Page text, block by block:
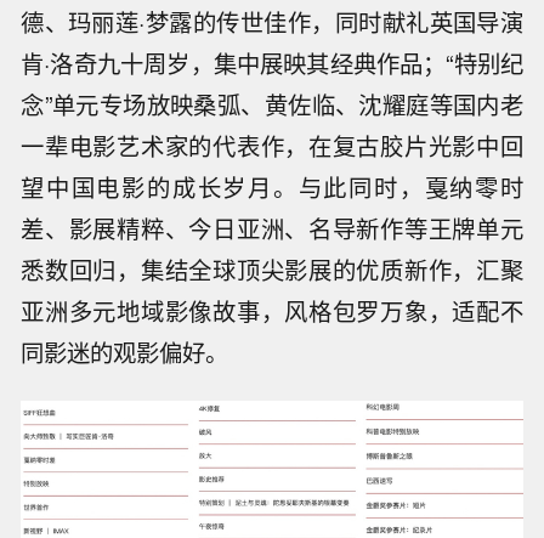
德、玛丽莲·梦露的传世佳作，同时献礼英国导演
肯·洛奇九十周岁，集中展映其经典作品；“特别纪
念”单元专场放映桑弧、黄佐临、沈耀庭等国内老
一辈电影艺术家的代表作，在复古胶片光影中回
望中国电影的成长岁月。与此同时，戛纳零时
差、影展精粹、今日亚洲、名导新作等王牌单元
悉数回归，集结全球顶尖影展的优质新作，汇聚
亚洲多元地域影像故事，风格包罗万象，适配不
同影迷的观影偏好。